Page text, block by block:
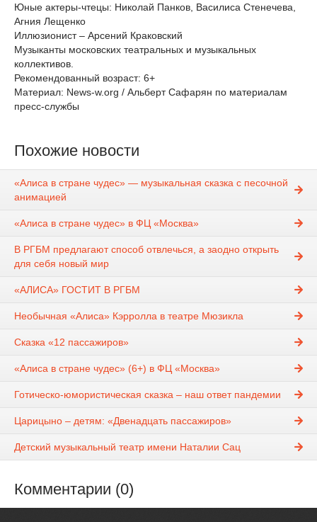
Юные актеры-чтецы: Николай Панков, Василиса Стенечева,
Агния Лещенко
Иллюзионист – Арсений Краковский
Музыканты московских театральных и музыкальных
коллективов.
Рекомендованный возраст: 6+
Материал: News-w.org / Альберт Сафарян по материалам
пресс-службы
Похожие новости
«Алиса в стране чудес» — музыкальная сказка с песочной
анимацией
«Алиса в стране чудес» в ФЦ «Москва»
В РГБМ предлагают способ отвлечься, а заодно открыть
для себя новый мир
«АЛИСА» ГОСТИТ В РГБМ
Необычная «Алиса» Кэрролла в театре Мюзикла
Сказка «12 пассажиров»
«Алиса в стране чудес» (6+) в ФЦ «Москва»
Готическо-юмористическая сказка – наш ответ пандемии
Царицыно – детям: «Двенадцать пассажиров»
Детский музыкальный театр имени Наталии Сац
Комментарии (0)